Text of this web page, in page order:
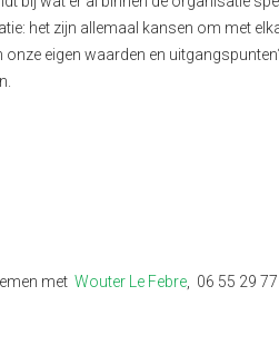
het zijn allemaal kansen om met
eigen waarden en
met Wouter Le Febre, 06 55 29